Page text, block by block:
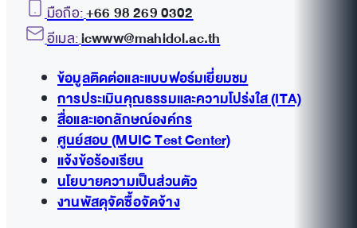
มือถือ:+66 98 269 0302
อีเมล:icwww@mahidol.ac.th
ข้อมูลติดต่อและแบบฟอร์มเยี่ยมชม
การประเมินคุณธรรมและความโปร่งใส (ITA)
สื่อและเอกลักษณ์องค์กร
ศูนย์สอบ (MUIC Test Center)
แจ้งข้อร้องเรียน
นโยบายความเป็นส่วนตัว
งานพัสดุจัดซื้อจัดจ้าง